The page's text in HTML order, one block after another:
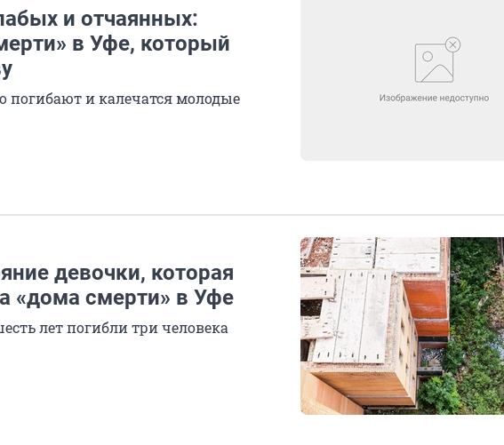
и отчаянных:
в Уфе, который
погибают и калечатся молодые
девочки, которая
«дома смерти» в Уфе
лет погибли три человека